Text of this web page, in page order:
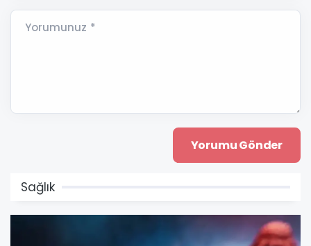
Yorumunuz *
Sağlık